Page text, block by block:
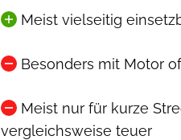
Meist vielseitig
Besonders mit Motor
Meist nur für kurze
vergleichsweise teuer